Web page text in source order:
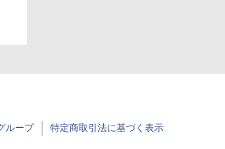
ループ 特定商取引法に基づく表示